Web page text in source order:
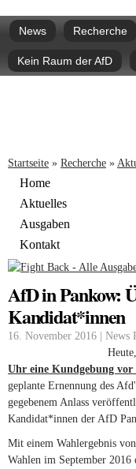
Hauptmenü
News Recherche
Kein Raum der AfD
Sie sind hier
Startseite » Recherche »
Home
Aktuelles
Ausgaben
Kontakt
AfD in Pankow:
Kandidat*innen
16. November 2016 | News
Uhr eine Kundgebung
geplante Ernennung des
gegebenem Anlass
Kandidat*innen der AfD
Mit einem Wahlergebnis
Wahlen im September